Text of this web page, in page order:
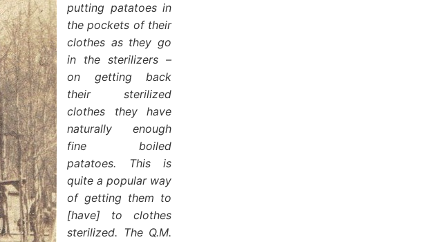
putting patatoes in
the pockets of their
clothes as they go
in the sterilizers –
on getting back
their sterilized
clothes they have
naturally enough
fine boiled
patatoes. This is
quite a popular way
of getting them to
[have] to clothes
sterilized. The Q.M.